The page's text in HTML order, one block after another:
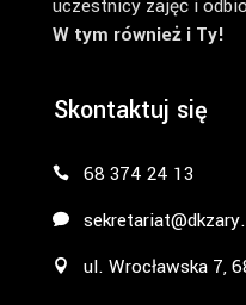
uczestnicy zajęć i
W tym również i Ty!
Skontaktuj się
68 374 24 13
ul. Wrocławska 7,